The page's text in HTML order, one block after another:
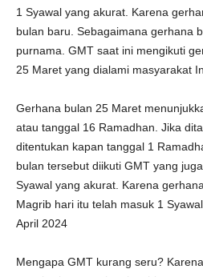
1 Syawal yang akurat. Karena
bulan baru. Sebagaimana gerhana
purnama. GMT saat ini mengikuti
25 Maret yang dialami masyarakat
Gerhana bulan 25 Maret
atau tanggal 16 Ramadhan. Jika
ditentukan kapan tanggal 1
bulan tersebut diikuti GMT yang
Syawal yang akurat. Karena
Magrib hari itu telah masuk 1
April 2024
Mengapa GMT kurang seru?